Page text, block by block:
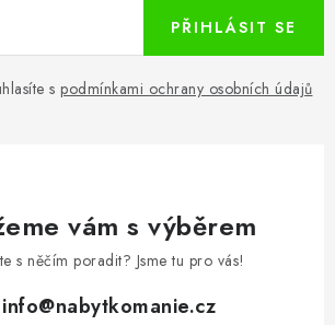
s podmínkami ochrany osobních údajů
PŘIHLÁSIT SE
vám s výběrem
s něčím poradit? Jsme tu pro vás!
info@nabytkomanie.cz